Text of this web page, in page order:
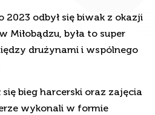
odbył się biwak z okazji
Miłobądzu, była to super
drużynami i wspólnego
się bieg harcerski oraz zajęcia
wykonali w formie